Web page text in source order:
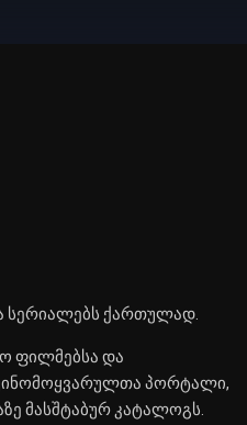
სერიალებს ქართულად.
ფილმებსა და
კინომოყვარულთა პორტალი,
მასშტაბურ კატალოგს.